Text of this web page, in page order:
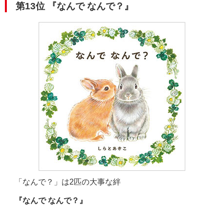
第13位 『なんで なんで？ 』
「なんで？」は2匹の大事な絆
『なんで なんで？』